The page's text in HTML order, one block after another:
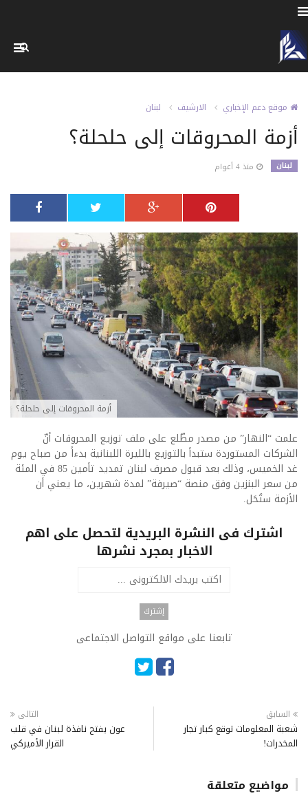
موقع دعم الإخباري الارشيف لبنان
أزمة المحروقات إلى حلحلة؟
لبنان منذ 4 أعوام
أزمة المحروقات إلى حلحلة؟
علمت “النهار” من مصدر مطّلع على ملف توزيع المحروقات أنّ
الشركات المستوردة ستبدأ بالتوزيع بالليرة اللبنانية بدءاً من صباح يوم
غد الخميس، وذلك بعد قبول مصرف لبنان تمديد تأمين 85 في المئة
من سعر البنزين وفق منصة “صيرفة” لمدة شهرين، ما يعني أن
الأزمة ستُحَل.
اشترك فى النشرة البريدية لتحصل على اهم
الاخبار بمجرد نشرها
تابعنا على مواقع التواصل الاجتماعى
السابق
شعبة المعلومات توقع كبار تجار
المخدرات!
التالى
عون يفتح نافذة لبنان في قلب
القرار الأميركي
مواضيع متعلقة